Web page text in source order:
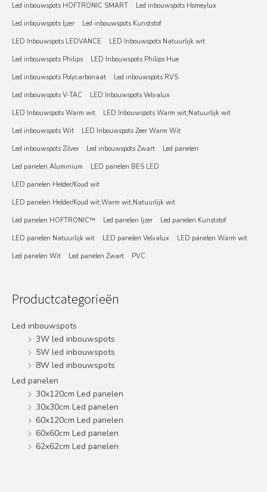
Led inbouwspots HOFTRONIC SMART
Led inbouwspots Homeylux
Led inbouwspots Ijzer
Led inbouwspots Kunststof
LED Inbouwspots LEDVANCE
LED Inbouwspots Natuurlijk wit
Led inbouwspots Philips
LED Inbouwspots Philips Hue
Led inbouwspots Polycarbonaat
Led inbouwspots RVS
Led inbouwspots V-TAC
LED Inbouwspots Velvalux
LED Inbouwspots Warm wit
LED Inbouwspots Warm wit;Natuurlijk wit
Led inbouwspots Wit
LED Inbouwspots Zeer Warm Wit
Led inbouwspots Zilver
Led inbouwspots Zwart
Led panelen
Led panelen Aluminium
LED panelen BES LED
LED panelen Helder/Koud wit
LED panelen Helder/Koud wit;Warm wit;Natuurlijk wit
Led panelen HOFTRONIC™
Led panelen Ijzer
Led panelen Kunststof
LED panelen Natuurlijk wit
LED panelen Velvalux
LED panelen Warm wit
Led panelen Wit
Led panelen Zwart PVC
Productcategorieën
Led inbouwspots
3W led inbouwspots
5W led inbouwspots
8W led inbouwspots
Led panelen
30x120cm Led panelen
30x30cm Led panelen
60x120cm Led panelen
60x60cm Led panelen
62x62cm Led panelen